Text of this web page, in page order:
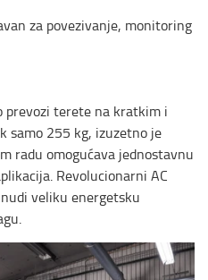
za povezivanje, monitoring
prevozi terete na kratkim i
samo 255 kg, izuzetno je
radu omogućava jednostavnu
Revolucionarni AC
veliku energetsku